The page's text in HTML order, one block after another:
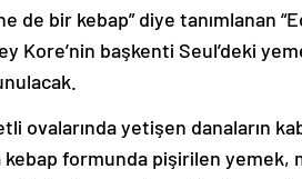
de bir kebap” diye tanımlanan
Kore’nin başkenti Seul’deki
ovalarında yetişen danaların
kebap formunda pişirilen yemek,